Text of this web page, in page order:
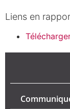
Liens en